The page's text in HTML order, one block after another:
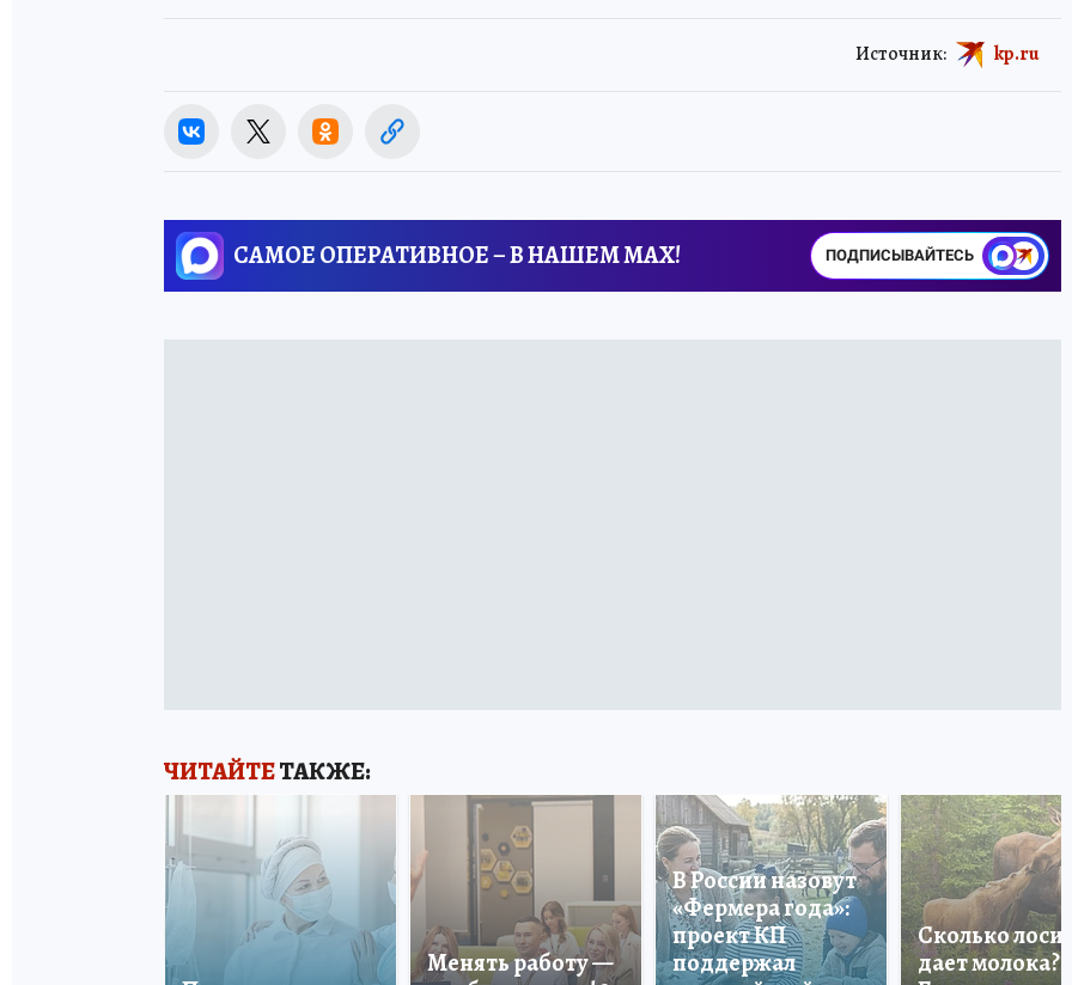
Источник: kp.ru
САМОЕ ОПЕРАТИВНОЕ – В НАШЕМ MAX! ПОДПИСЫВАЙТЕСЬ
ЧИТАЙТЕТАКЖЕ:
Менять работу —
В России назовут
«Фермера года»:
проект КП
поддержал
Сколько
дает молока?